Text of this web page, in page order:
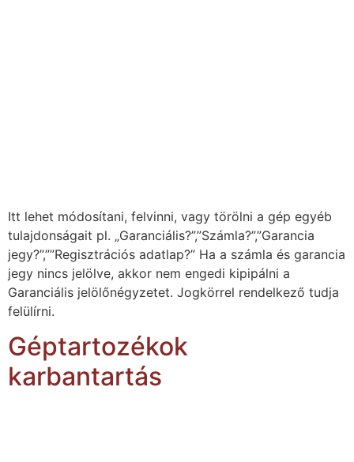
Itt lehet módosítani, felvinni, vagy törölni a gép egyéb
tulajdonságait pl. „Garanciális?”,”Számla?”,”Garancia
jegy?”,””Regisztrációs adatlap?” Ha a számla és garancia
jegy nincs jelölve, akkor nem engedi kipipálni a
Garanciális jelölőnégyzetet. Jogkörrel rendelkező tudja
felülírni.
Géptartozékok
karbantartás